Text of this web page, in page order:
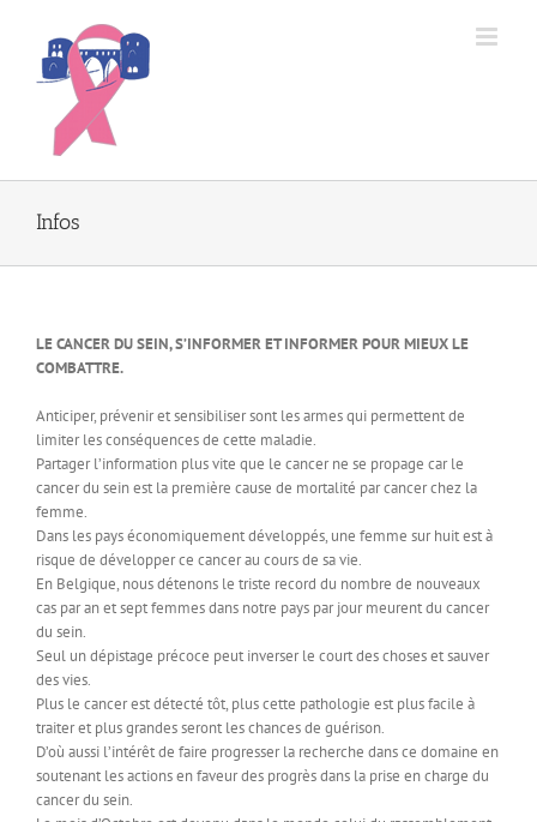
contenu
Infos
LE CANCER DU SEIN, S’INFORMER ET INFORMER POUR MIEUX LE
COMBATTRE.
Anticiper, prévenir et sensibiliser sont les armes qui permettent de
limiter les conséquences de cette maladie.
Partager l’information plus vite que le cancer ne se propage car le
cancer du sein est la première cause de mortalité par cancer chez la
femme.
Dans les pays économiquement développés, une femme sur huit est à
risque de développer ce cancer au cours de sa vie.
En Belgique, nous détenons le triste record du nombre de nouveaux
cas par an et sept femmes dans notre pays par jour meurent du cancer
du sein.
Seul un dépistage précoce peut inverser le court des choses et sauver
des vies.
Plus le cancer est détecté tôt, plus cette pathologie est plus facile à
traiter et plus grandes seront les chances de guérison.
D’où aussi l’intérêt de faire progresser la recherche dans ce domaine en
soutenant les actions en faveur des progrès dans la prise en charge du
cancer du sein.